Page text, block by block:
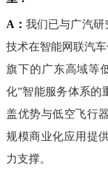
A：我们已与广汽研
技术在智能网联汽
旗下的广东高域等
化”智能服务体系的
盖优势与低空飞行
规模商业化应用提
力支撑。